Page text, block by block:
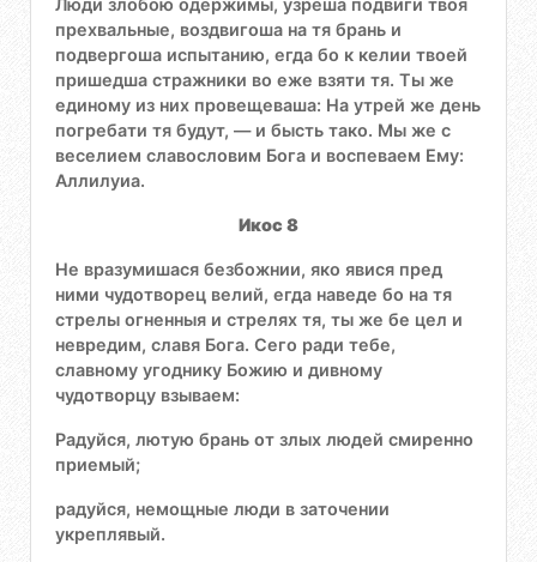
прехвальные, воздвигоша на тя брань и
подвергоша испытанию, егда бо к келии твоей
пришедша стражники во еже взяти тя. Ты же
единому из них провещеваша: На утрей же день
погребати тя будут, — и бысть тако. Мы же с
веселием славословим Бога и воспеваем Ему:
Аллилуиа.
Икос 8
Не вразумишася безбожнии, яко явися пред
ними чудотворец велий, егда наведе бо на тя
стрелы огненныя и стрелях тя, ты же бе цел и
невредим, славя Бога. Сего ради тебе,
славному угоднику Божию и дивному
чудотворцу взываем:
Радуйся, лютую брань от злых людей смиренно
приемый;
радуйся, немощные люди в заточении
укреплявый.